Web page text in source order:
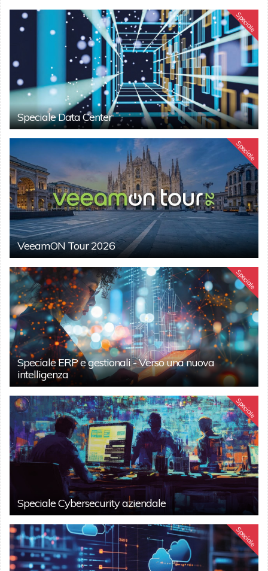
Speciale
Speciale Data Center
Speciale
VeeamON Tour 2026
Speciale
Speciale ERP e gestionali - Verso una nuova
intelligenza
Speciale
Speciale Cybersecurity aziendale
Speciale